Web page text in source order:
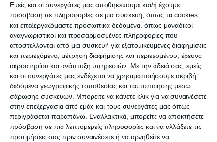
Εμείς και οι συνεργάτες μας αποθηκεύουμε και/ή έχουμε
πρόσβαση σε πληροφορίες σε μια συσκευή, όπως τα cookies,
και επεξεργαζόμαστε προσωπικά δεδομένα, όπως μοναδικοί
αναγνωριστικοί και προσαρμοσμένες πληροφορίες που
αποστέλλονται από μια συσκευή για εξατομικευμένες διαφημίσεις
και περιεχόμενο, μέτρηση διαφήμισης και περιεχομένου, έρευνα
ακροατηρίου και ανάπτυξη υπηρεσιών. Με την άδειά σας, εμείς
και οι συνεργάτες μας ενδέχεται να χρησιμοποιήσουμε ακριβή
δεδομένα γεωγραφικής τοποθεσίας και ταυτοποίησης μέσω
σάρωσης συσκευών. Μπορείτε να κάνετε κλικ για να συναινέσετε
στην επεξεργασία από εμάς και τους συνεργάτες μας όπως
περιγράφεται παραπάνω. Εναλλακτικά, μπορείτε να αποκτήσετε
πρόσβαση σε πιο λεπτομερείς πληροφορίες και να αλλάξετε τις
προτιμήσεις σας πριν συναινέσετε ή να αρνηθείτε να